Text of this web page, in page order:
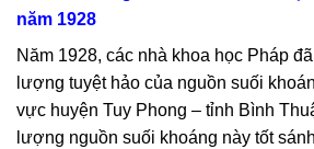
năm 1928
Năm 1928, các nhà khoa học Pháp
lượng tuyệt hảo của nguồn suối
vực huyện Tuy Phong – tỉnh Bình
lượng nguồn suối khoáng này tốt